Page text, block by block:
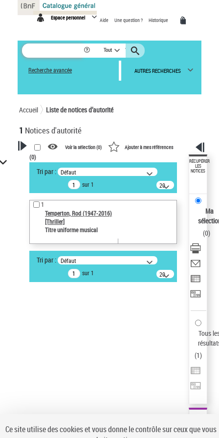
Espace personnel Aide Une question ? Historique
Tout
Recherche avancée AUTRES RECHERCHES
Accueil Liste de notices d’autorité
1 Notices d'autorité
VOTRE RECHERCHE
Recherche avancée dans les
notices d’autorité
Œuvres liées à l'auteur :
Temperton, Rod (1947-2016)
Auteur d’œuvre
Type de notice d'autorité
Titre uniforme musical
Statut de la notice d’autorité
Voir la sélection (0) Ajouter à mes références
(0)
Tri par : Défaut
sur 1
20
résultats/page
1
Temperton, Rod (1947-2016)
[Thriller]
Titre uniforme musical
Tri par : Défaut
sur 1
20
résultats/page
RÉCUPÉRER
LES
NOTICES
Ma
(0)
Tous
(1)
Panneau de gestion des cookies
Ce site utilise des cookies et vous donne le contrôle sur ceux que vous